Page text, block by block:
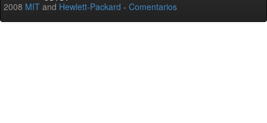
2008 MIT and Hewlett-Packard - Comentarios